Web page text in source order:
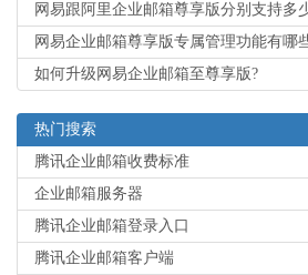
网易跟阿里企业邮箱尊享版分别支持多
网易企业邮箱尊享版专属管理功能有哪
如何升级网易企业邮箱至尊享版?
热门搜索
腾讯企业邮箱收费标准
企业邮箱服务器
腾讯企业邮箱登录入口
腾讯企业邮箱客户端